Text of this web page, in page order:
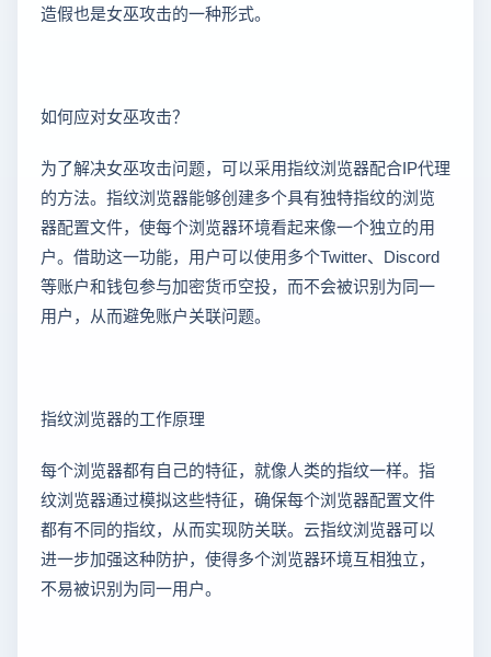
造假也是女巫攻击的一种形式。
如何应对女巫攻击？
为了解决女巫攻击问题，可以采用指纹浏览器配合IP代理
的方法。指纹浏览器能够创建多个具有独特指纹的浏览
器配置文件，使每个浏览器环境看起来像一个独立的用
户。借助这一功能，用户可以使用多个Twitter、Discord
等账户和钱包参与加密货币空投，而不会被识别为同一
用户，从而避免账户关联问题。
指纹浏览器的工作原理
每个浏览器都有自己的特征，就像人类的指纹一样。指
纹浏览器通过模拟这些特征，确保每个浏览器配置文件
都有不同的指纹，从而实现防关联。云指纹浏览器可以
进一步加强这种防护，使得多个浏览器环境互相独立，
不易被识别为同一用户。